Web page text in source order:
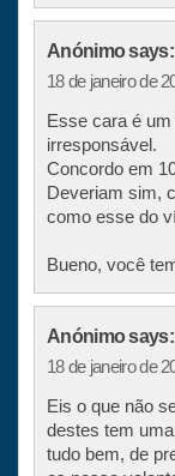
Anónimo says:
18 de janeiro de
Esse cara é
irresponsável.
Concordo em
Deveriam sim,
como esse do
Bueno, você
Anónimo says:
18 de janeiro de
Eis o que não
destes tem
tudo bem, de